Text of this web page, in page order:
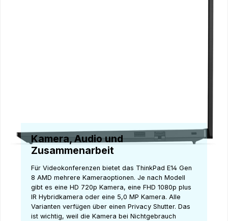
Kamera, Audio und
Zusammenarbeit
Für Videokonferenzen bietet das ThinkPad E14 Gen
8 AMD mehrere Kameraoptionen. Je nach Modell
gibt es eine HD 720p Kamera, eine FHD 1080p plus
IR Hybridkamera oder eine 5,0 MP Kamera. Alle
Varianten verfügen über einen Privacy Shutter. Das
ist wichtig, weil die Kamera bei Nichtgebrauch